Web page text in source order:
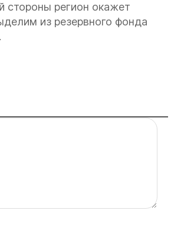
стороны регион окажет
из резервного фонда